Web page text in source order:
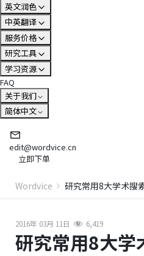
英文润色
中英翻译
服务价格
研究工具
学习资源
FAQ
关于我们
简体中文
edit@wordvice.cn
立即下单
Wordvice 研究常用8大学术搜
2016年 03月 11日 6,419
研究常用8大学